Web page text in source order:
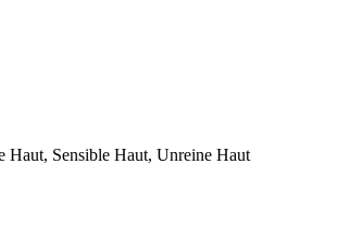
Sensible Haut, Unreine Haut